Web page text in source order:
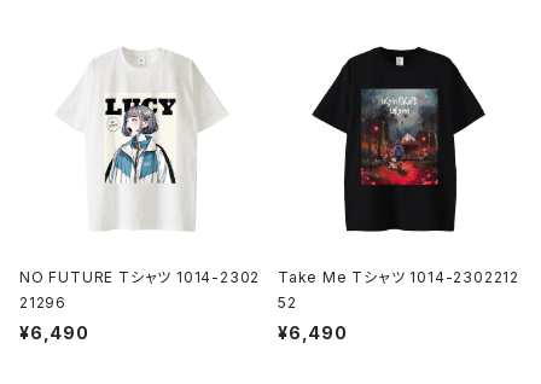
NO FUTURE Tシャツ 1014-2302
21296
¥6,490
Take Me Tシャツ 1014-2302212
52
¥6,490